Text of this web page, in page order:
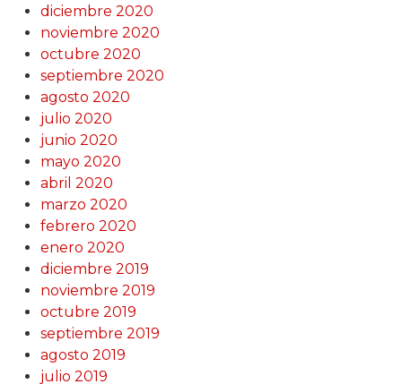
diciembre 2020
noviembre 2020
octubre 2020
septiembre 2020
agosto 2020
julio 2020
junio 2020
mayo 2020
abril 2020
marzo 2020
febrero 2020
enero 2020
diciembre 2019
noviembre 2019
octubre 2019
septiembre 2019
agosto 2019
julio 2019